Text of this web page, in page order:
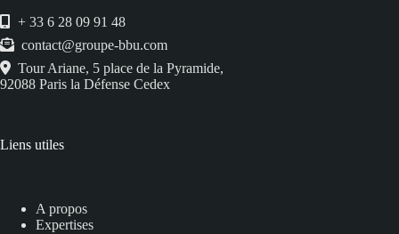
+ 33 6 28 09 91 48
contact@groupe-bbu.com
Tour Ariane, 5 place de la Pyramide,
92088 Paris la Défense Cedex
Liens utiles
A propos
Expertises